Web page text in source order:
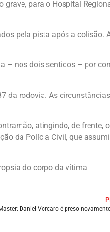
grave, para o Hospital
pela pista após a colisão.
– nos dois sentidos – por
da rodovia. As
atingindo, de frente,
da Polícia Civil, que
do corpo da vítima.
Daniel Vorcaro é preso